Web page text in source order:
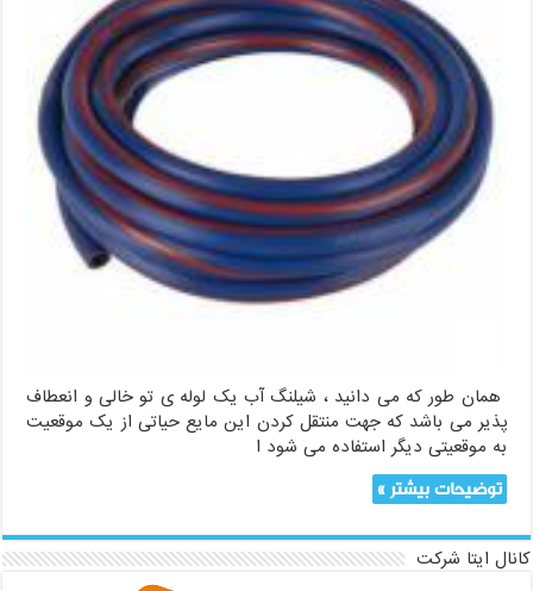
همان طور که می دانید ، شیلنگ آب یک لوله ی تو خالی و انعطاف
پذیر می باشد که جهت منتقل کردن این مایع حیاتی از یک موقعیت
به موقعیتی دیگر استفاده می شود ا
توضیحات بیشتر »
کانال ایتا شرکت